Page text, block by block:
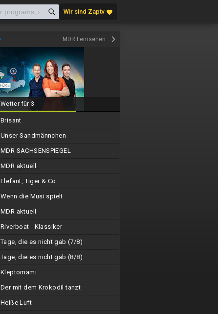
Wir sind Zaptv favorite
MDR Fernsehen keyboard_arrow_right
Wetter für 3
Brisant
Unser Sandmännchen
MDR SACHSENSPIEGEL
MDR aktuell
Elefant, Tiger & Co.
Wenn die Musi spielt
MDR aktuell
Riverboat - Klassiker
Tage, die es nicht gab (7/8)
Tage, die es nicht gab (8/8)
Kleptomami
Der mit dem Krokodil tanzt
Heiße Luft